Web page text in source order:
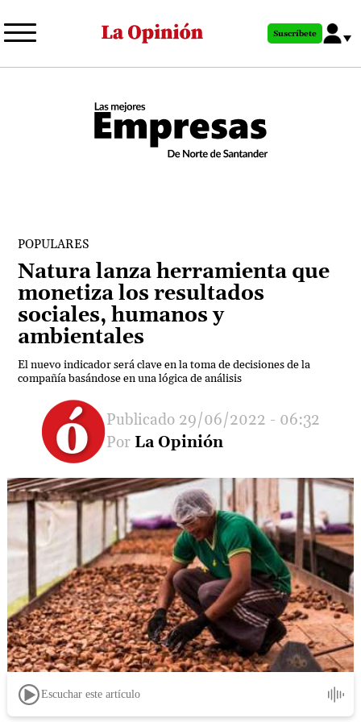
al
principal
Suscríbete
POPULARES
Natura lanza herramienta que
monetiza los resultados
sociales, humanos y
ambientales
El nuevo indicador será clave en la toma de decisiones de la
compañía basándose en una lógica de análisis
29/06/2022 - 06:32
La Opinión
Escuchar este artículo